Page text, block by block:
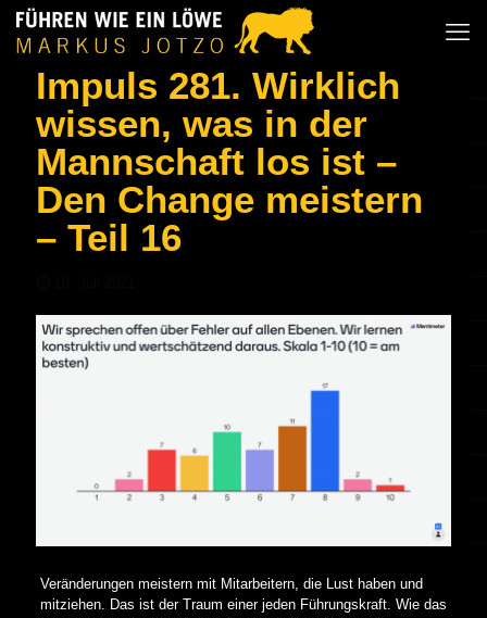
Impuls 281. Wirklich
wissen, was in der
Mannschaft los ist –
Den Change meistern
– Teil 16
Veränderungen meistern mit Mitarbeitern, die Lust haben und
mitziehen. Das ist der Traum einer jeden Führungskraft. Wie das